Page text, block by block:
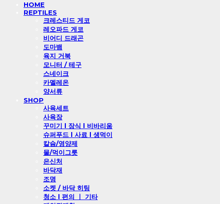
HOME
REPTILES
크레스티드 게코
레오파드 게코
비어디 드래곤
도마뱀
육지 거북
모니터 / 테구
스네이크
카멜레온
양서류
SHOP
사육세트
사육장
꾸미기 l 장식 l 비바리움
슈퍼푸드 l 사료 l 생먹이
칼슘/영양제
물/먹이그릇
은신처
바닥재
조명
소켓 / 바닥 히팅
청소 l 편의 ㅣ 기타